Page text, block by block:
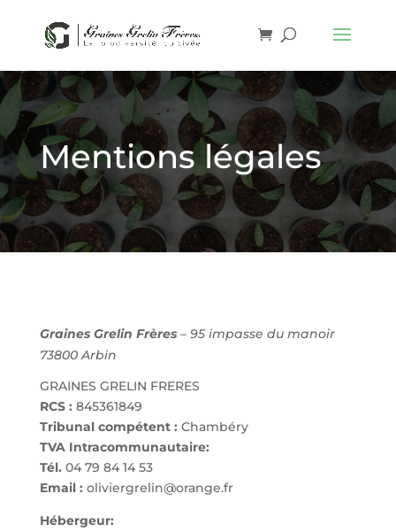
Mentions légales
Graines Grelin Frères – 95 impasse du manoir
73800 Arbin
GRAINES GRELIN FRERES
RCS : 845361849
Tribunal compétent : Chambéry
TVA Intracommunautaire:
Tél. 04 79 84 14 53
Email : oliviergrelin@orange.fr
Hébergeur: